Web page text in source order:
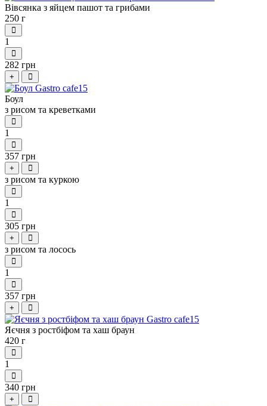
Вівсянка з яйцем пашот та грибами
250 г
1
282 грн
+
Боул
з рисом та креветками
1
357 грн
+
з рисом та куркою
1
305 грн
+
з рисом та лосось
1
357 грн
+
Яєчня з ростбіфом та хаш браун
420 г
1
340 грн
+